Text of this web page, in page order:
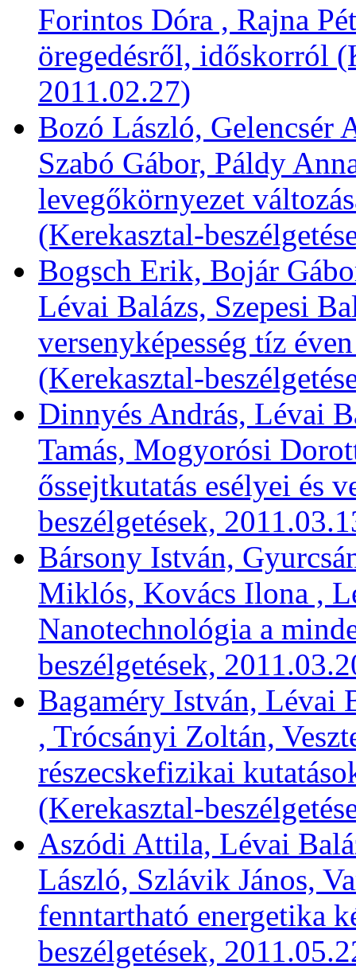
Forintos Dóra , Rajna
öregedésről, időskorról
2011.02.27)
Bozó László, Gelencsér
Szabó Gábor, Páldy
levegőkörnyezet
(Kerekasztal-
Bogsch Erik, Bojár
Lévai Balázs, Szepesi
versenyképesség tíz
(Kerekasztal-
Dinnyés András, Lévai
Tamás, Mogyorósi
őssejtkutatás esélyei és
beszélgetések,
Bársony István,
Miklós, Kovács Ilona ,
Nanotechnológia a
beszélgetések,
Bagaméry István, Lévai
, Trócsányi Zoltán,
részecskefizikai
(Kerekasztal-
Aszódi Attila, Lévai
László, Szlávik János,
fenntartható energetika
beszélgetések,